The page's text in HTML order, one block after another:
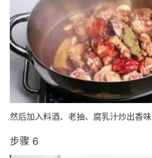
然后加入料酒、老抽、腐乳汁炒出香味
步骤 6